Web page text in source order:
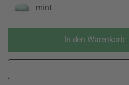
mint
In den Warenkorb